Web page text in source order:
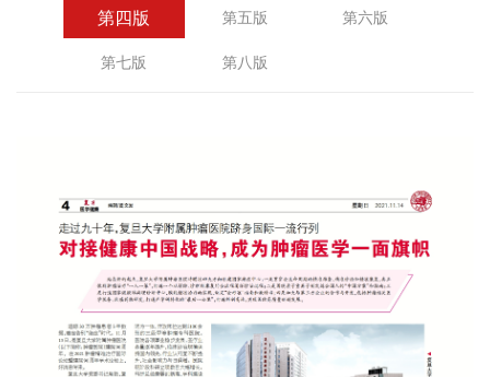
第四版 第五版 第六版
第七版 第八版